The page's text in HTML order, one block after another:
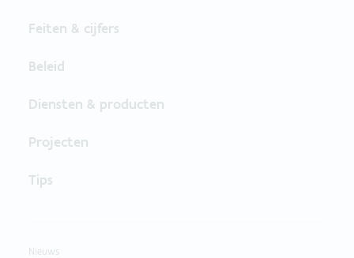
Feiten & cijfers
Beleid
Diensten & producten
Projecten
Tips
Nieuws